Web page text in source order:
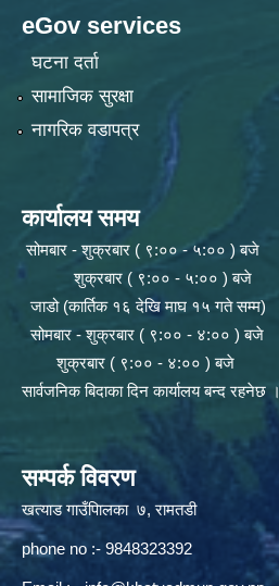
eGov services
घटना दर्ता
सामाजिक सुरक्षा
नागरिक वडापत्र
कार्यालय समय
सोमबार - शुक्रबार ( ९:०० - ५:०० ) बजे
शुक्रबार ( ९:०० - ५:०० ) बजे
जाडो (कार्तिक १६ देखि माघ १५ गते सम्म)
सोमबार - शुक्रबार ( ९:०० - ४:०० ) बजे
शुक्रबार ( ९:०० - ४:०० ) बजे
सार्वजनिक बिदाका दिन कार्यालय बन्द रहनेछ ।
सम्पर्क विवरण
खत्याड गाउँपािलका ७, रामतडी
phone no :- 9848323392